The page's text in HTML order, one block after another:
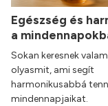
Egészség és
a
Sokan keresnek
olyasmit, ami segít
harmonikusabbá
mindennapjaikat.